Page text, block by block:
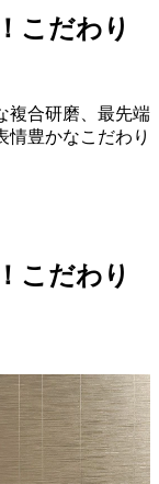
こだわり
複合研磨、最先端
情豊かなこだわり
こだわり
・エス・ケー ニシ
業株式会社